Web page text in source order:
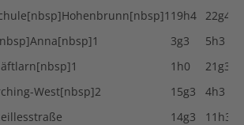
19h4 22g4
3g3 5h3
1h0 21g3
West[nbsp]2 15g3 4h3
14g3 11h3